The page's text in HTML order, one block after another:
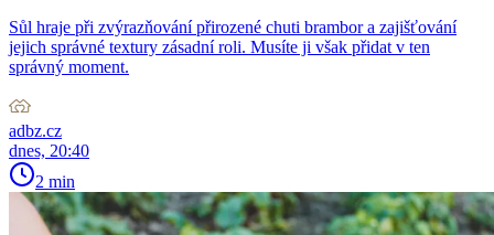
Sůl hraje při zvýrazňování přirozené chuti brambor a zajišťování
jejich správné textury zásadní roli. Musíte ji však přidat v ten
správný moment.
adbz.cz
dnes, 20:40
2 min